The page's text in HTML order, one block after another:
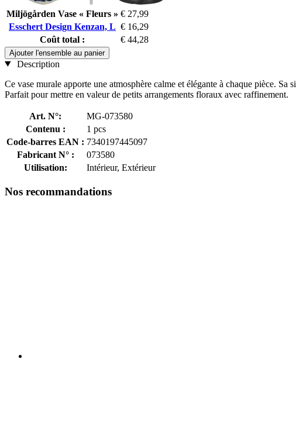
Miljögården Vase « Fleurs » € 27,99
Esschert Design Kenzan, L € 16,29
Coût total :
€ 44,28
Ajouter l'ensemble au panier
Description
Ce vase murale apporte une atmosphère calme et élégante à chaque pièce.
Parfait pour mettre en valeur de petits arrangements floraux avec raffinement.
Art. N°:
MG-073580
Contenu :
1 pcs
Code-barres EAN : 7340197445097
Fabricant N° :
073580
Utilisation:
Intérieur, Extérieur
Nos recommandations